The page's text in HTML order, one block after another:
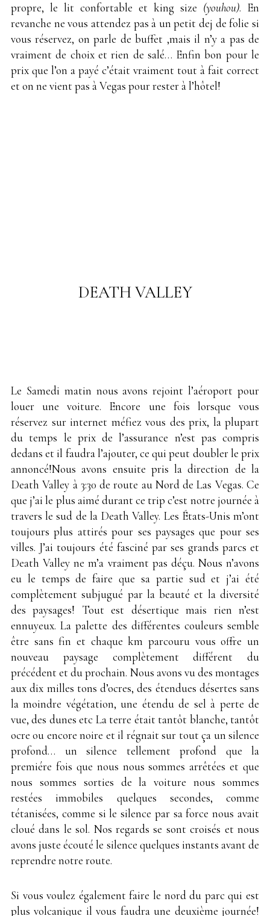
propre, le lit confortable et king size (youhou). En
revanche ne vous attendez pas à un petit dej de folie si
vous réservez, on parle de buffet ,mais il n’y a pas de
vraiment de choix et rien de salé… Enfin bon pour le
prix que l’on a payé c’était vraiment tout à fait correct
et on ne vient pas à Vegas pour rester à l’hôtel!
DEATH VALLEY
Le Samedi matin nous avons rejoint l’aéroport pour
louer une voiture. Encore une fois lorsque vous
réservez sur internet méfiez vous des prix, la plupart
du temps le prix de l’assurance n’est pas compris
dedans et il faudra l’ajouter, ce qui peut doubler le prix
annoncé!Nous avons ensuite pris la direction de la
Death Valley à 3:30 de route au Nord de Las Vegas. Ce
que j’ai le plus aimé durant ce trip c’est notre journée à
travers le sud de la Death Valley. Les États-Unis m’ont
toujours plus attirés pour ses paysages que pour ses
villes. J’ai toujours été fasciné par ses grands parcs et
Death Valley ne m’a vraiment pas déçu. Nous n’avons
eu le temps de faire que sa partie sud et j’ai été
complètement subjugué par la beauté et la diversité
des paysages! Tout est désertique mais rien n’est
ennuyeux. La palette des différentes couleurs semble
être sans fin et chaque km parcouru vous offre un
nouveau paysage complètement différent du
précédent et du prochain. Nous avons vu des montages
aux dix milles tons d’ocres, des étendues désertes sans
la moindre végétation, une étendu de sel à perte de
vue, des dunes etc La terre était tantôt blanche, tantôt
ocre ou encore noire et il régnait sur tout ça un silence
profond… un silence tellement profond que la
premiére fois que nous nous sommes arrêtées et que
nous sommes sorties de la voiture nous sommes
restées immobiles quelques secondes, comme
tétanisées, comme si le silence par sa force nous avait
cloué dans le sol. Nos regards se sont croisés et nous
avons juste écouté le silence quelques instants avant de
reprendre notre route.
Si vous voulez également faire le nord du parc qui est
plus volcanique il vous faudra une deuxième journée!